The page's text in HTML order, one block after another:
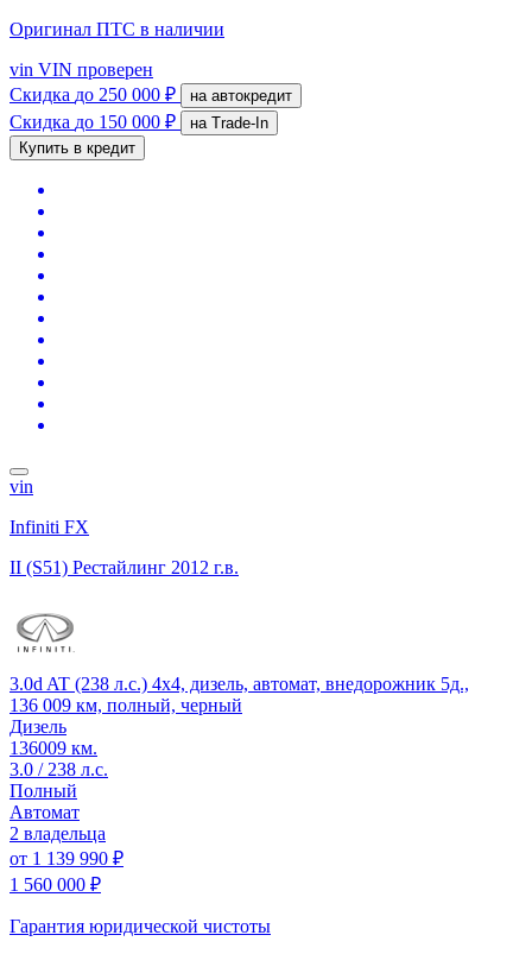
Оригинал ПТС в наличии
vin VIN проверен
Скидка до 250 000 ₽ на автокредит
Скидка до 150 000 ₽
на Trade-In
Купить в кредит
vin
Infiniti FX
II (S51) Рестайлинг 2012 г.в.
3.0d AT (238 л.с.) 4x4, дизель, автомат, внедорожник 5д.,
136 009 км, полный, черный
Дизель
136009 км.
3.0 / 238 л.с.
Полный
Автомат
2 владельца
от 1 139 990 ₽
1 560 000 ₽
Гарантия юридической чистоты